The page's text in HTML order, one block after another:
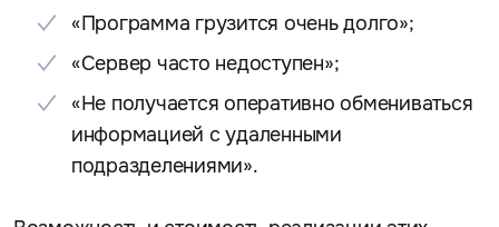
«Программа грузится очень долго»;
«Сервер часто недоступен»;
«Не получается оперативно обмениваться
информацией с удаленными
подразделениями».